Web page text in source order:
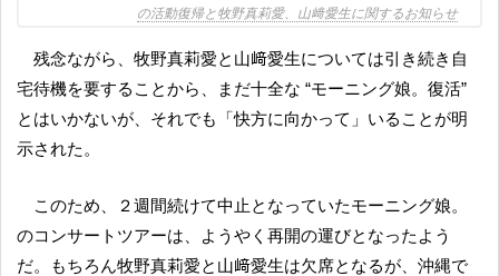
の活動復帰と牧野真莉愛、山﨑愛生に関するお知らせ
残念ながら、牧野真莉愛と山﨑愛生については引き続き自
宅待機を要することから、まだ十全な “モーニング娘。復活”
とはいかないが、それでも「快方に向かって」いることが明
示された。
このため、２週間続けて中止となっていたモーニング娘。
のコンサートツアーは、ようやく再開の運びとなったよう
だ。もちろん牧野真莉愛と山﨑愛生は欠席となるが、沖縄で